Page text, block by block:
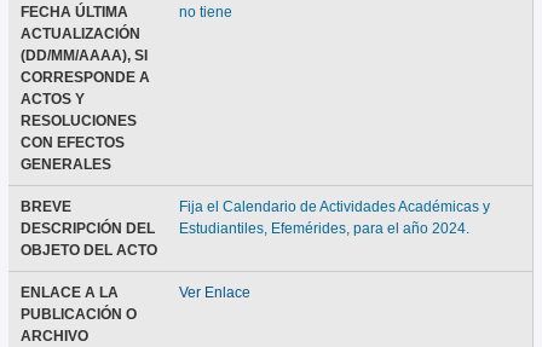
FECHA ÚLTIMA
ACTUALIZACIÓN
(DD/MM/AAAA), SI
CORRESPONDE A
ACTOS Y
RESOLUCIONES
CON EFECTOS
GENERALES
no tiene
BREVE
DESCRIPCIÓN DEL
OBJETO DEL ACTO
Fija el Calendario de Actividades Académicas y
Estudiantiles, Efemérides, para el año 2024.
ENLACE A LA
PUBLICACIÓN O
ARCHIVO
Ver Enlace